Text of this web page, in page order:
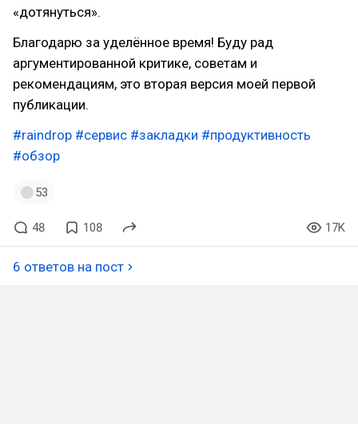
«дотянуться».
Благодарю за уделённое время! Буду рад
аргументированной критике, советам и
рекомендациям, это вторая версия моей первой
публикации.
#raindrop #сервис #закладки #продуктивность
#обзор
53
48 108 17K
6 ответов на пост